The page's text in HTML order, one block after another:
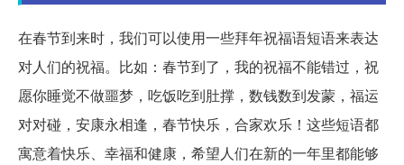
在春节到来时，我们可以使用一些拜年祝福语短语来表达
对人们的祝福。比如：春节到了，我的祝福不能错过，祝
愿你睡觉不做噩梦，吃饭吃到肚撑，数钱数到发蒙，福运
对对碰，安康永相逢，春节快乐，合家欢乐！这些短语都
寓意着快乐、幸福和健康，希望人们在新的一年里都能够